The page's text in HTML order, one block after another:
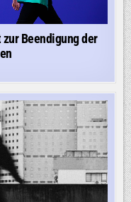
Beendigung der